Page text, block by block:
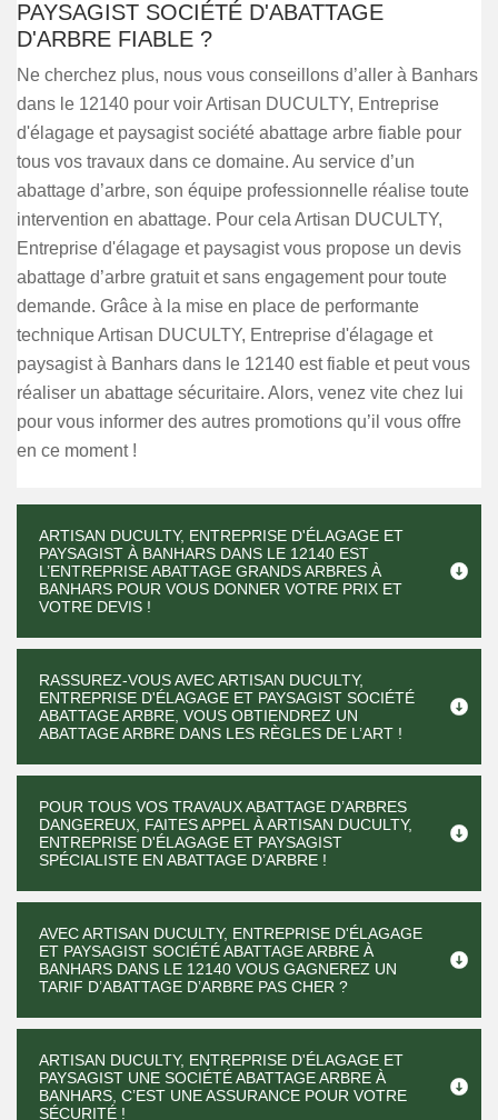
PAYSAGIST SOCIÉTÉ D'ABATTAGE
D'ARBRE FIABLE ?
Ne cherchez plus, nous vous conseillons d’aller à Banhars
dans le 12140 pour voir Artisan DUCULTY, Entreprise
d'élagage et paysagist société abattage arbre fiable pour
tous vos travaux dans ce domaine. Au service d’un
abattage d’arbre, son équipe professionnelle réalise toute
intervention en abattage. Pour cela Artisan DUCULTY,
Entreprise d'élagage et paysagist vous propose un devis
abattage d’arbre gratuit et sans engagement pour toute
demande. Grâce à la mise en place de performante
technique Artisan DUCULTY, Entreprise d'élagage et
paysagist à Banhars dans le 12140 est fiable et peut vous
réaliser un abattage sécuritaire. Alors, venez vite chez lui
pour vous informer des autres promotions qu’il vous offre
en ce moment !
ARTISAN DUCULTY, ENTREPRISE D'ÉLAGAGE ET
PAYSAGIST À BANHARS DANS LE 12140 EST
L’ENTREPRISE ABATTAGE GRANDS ARBRES À
BANHARS POUR VOUS DONNER VOTRE PRIX ET
VOTRE DEVIS !
RASSUREZ-VOUS AVEC ARTISAN DUCULTY,
ENTREPRISE D'ÉLAGAGE ET PAYSAGIST SOCIÉTÉ
ABATTAGE ARBRE, VOUS OBTIENDREZ UN
ABATTAGE ARBRE DANS LES RÈGLES DE L’ART !
POUR TOUS VOS TRAVAUX ABATTAGE D’ARBRES
DANGEREUX, FAITES APPEL À ARTISAN DUCULTY,
ENTREPRISE D'ÉLAGAGE ET PAYSAGIST
SPÉCIALISTE EN ABATTAGE D’ARBRE !
AVEC ARTISAN DUCULTY, ENTREPRISE D'ÉLAGAGE
ET PAYSAGIST SOCIÉTÉ ABATTAGE ARBRE À
BANHARS DANS LE 12140 VOUS GAGNEREZ UN
TARIF D’ABATTAGE D’ARBRE PAS CHER ?
ARTISAN DUCULTY, ENTREPRISE D'ÉLAGAGE ET
PAYSAGIST UNE SOCIÉTÉ ABATTAGE ARBRE À
BANHARS, C’EST UNE ASSURANCE POUR VOTRE
SÉCURITÉ !